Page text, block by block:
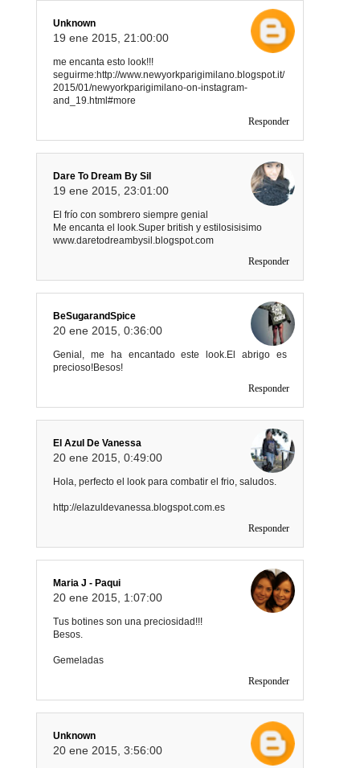
Unknown
19 ene 2015, 21:00:00
me encanta esto look!!!
seguirme:http://www.newyorkparigimilano.blogspot.it/
2015/01/newyorkparigimilano-on-instagram-
and_19.html#more
Responder
Dare To Dream By Sil
19 ene 2015, 23:01:00
El frío con sombrero siempre genial
Me encanta el look.Super british y estilosisisimo
www.daretodreambysil.blogspot.com
Responder
BeSugarandSpice
20 ene 2015, 0:36:00
Genial, me ha encantado este look.El abrigo es
precioso!Besos!
Responder
El Azul De Vanessa
20 ene 2015, 0:49:00
Hola, perfecto el look para combatir el frio, saludos.
http://elazuldevanessa.blogspot.com.es
Responder
Maria J - Paqui
20 ene 2015, 1:07:00
Tus botines son una preciosidad!!!
Besos.
Gemeladas
Responder
Unknown
20 ene 2015, 3:56:00